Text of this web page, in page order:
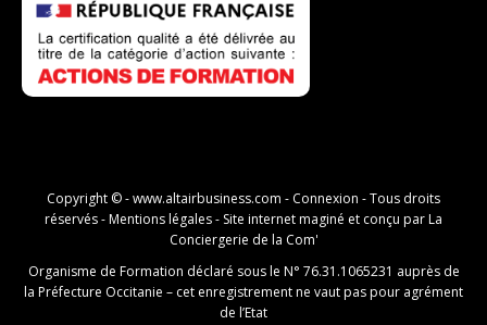
Copyright © -www.altairbusiness.com - Connexion - Tous droits
réservés -Mentions légales- Site internet maginé et conçu parLa
Conciergerie de la Com'
Organisme de Formation déclaré sous le N° 76.31.1065231 auprès de
la Préfecture Occitanie – cet enregistrement ne vaut pas pour agrément
de l’Etat